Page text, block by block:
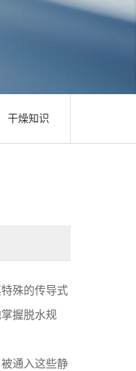
干燥知识
殊的传导式
握脱水规
通入这些静